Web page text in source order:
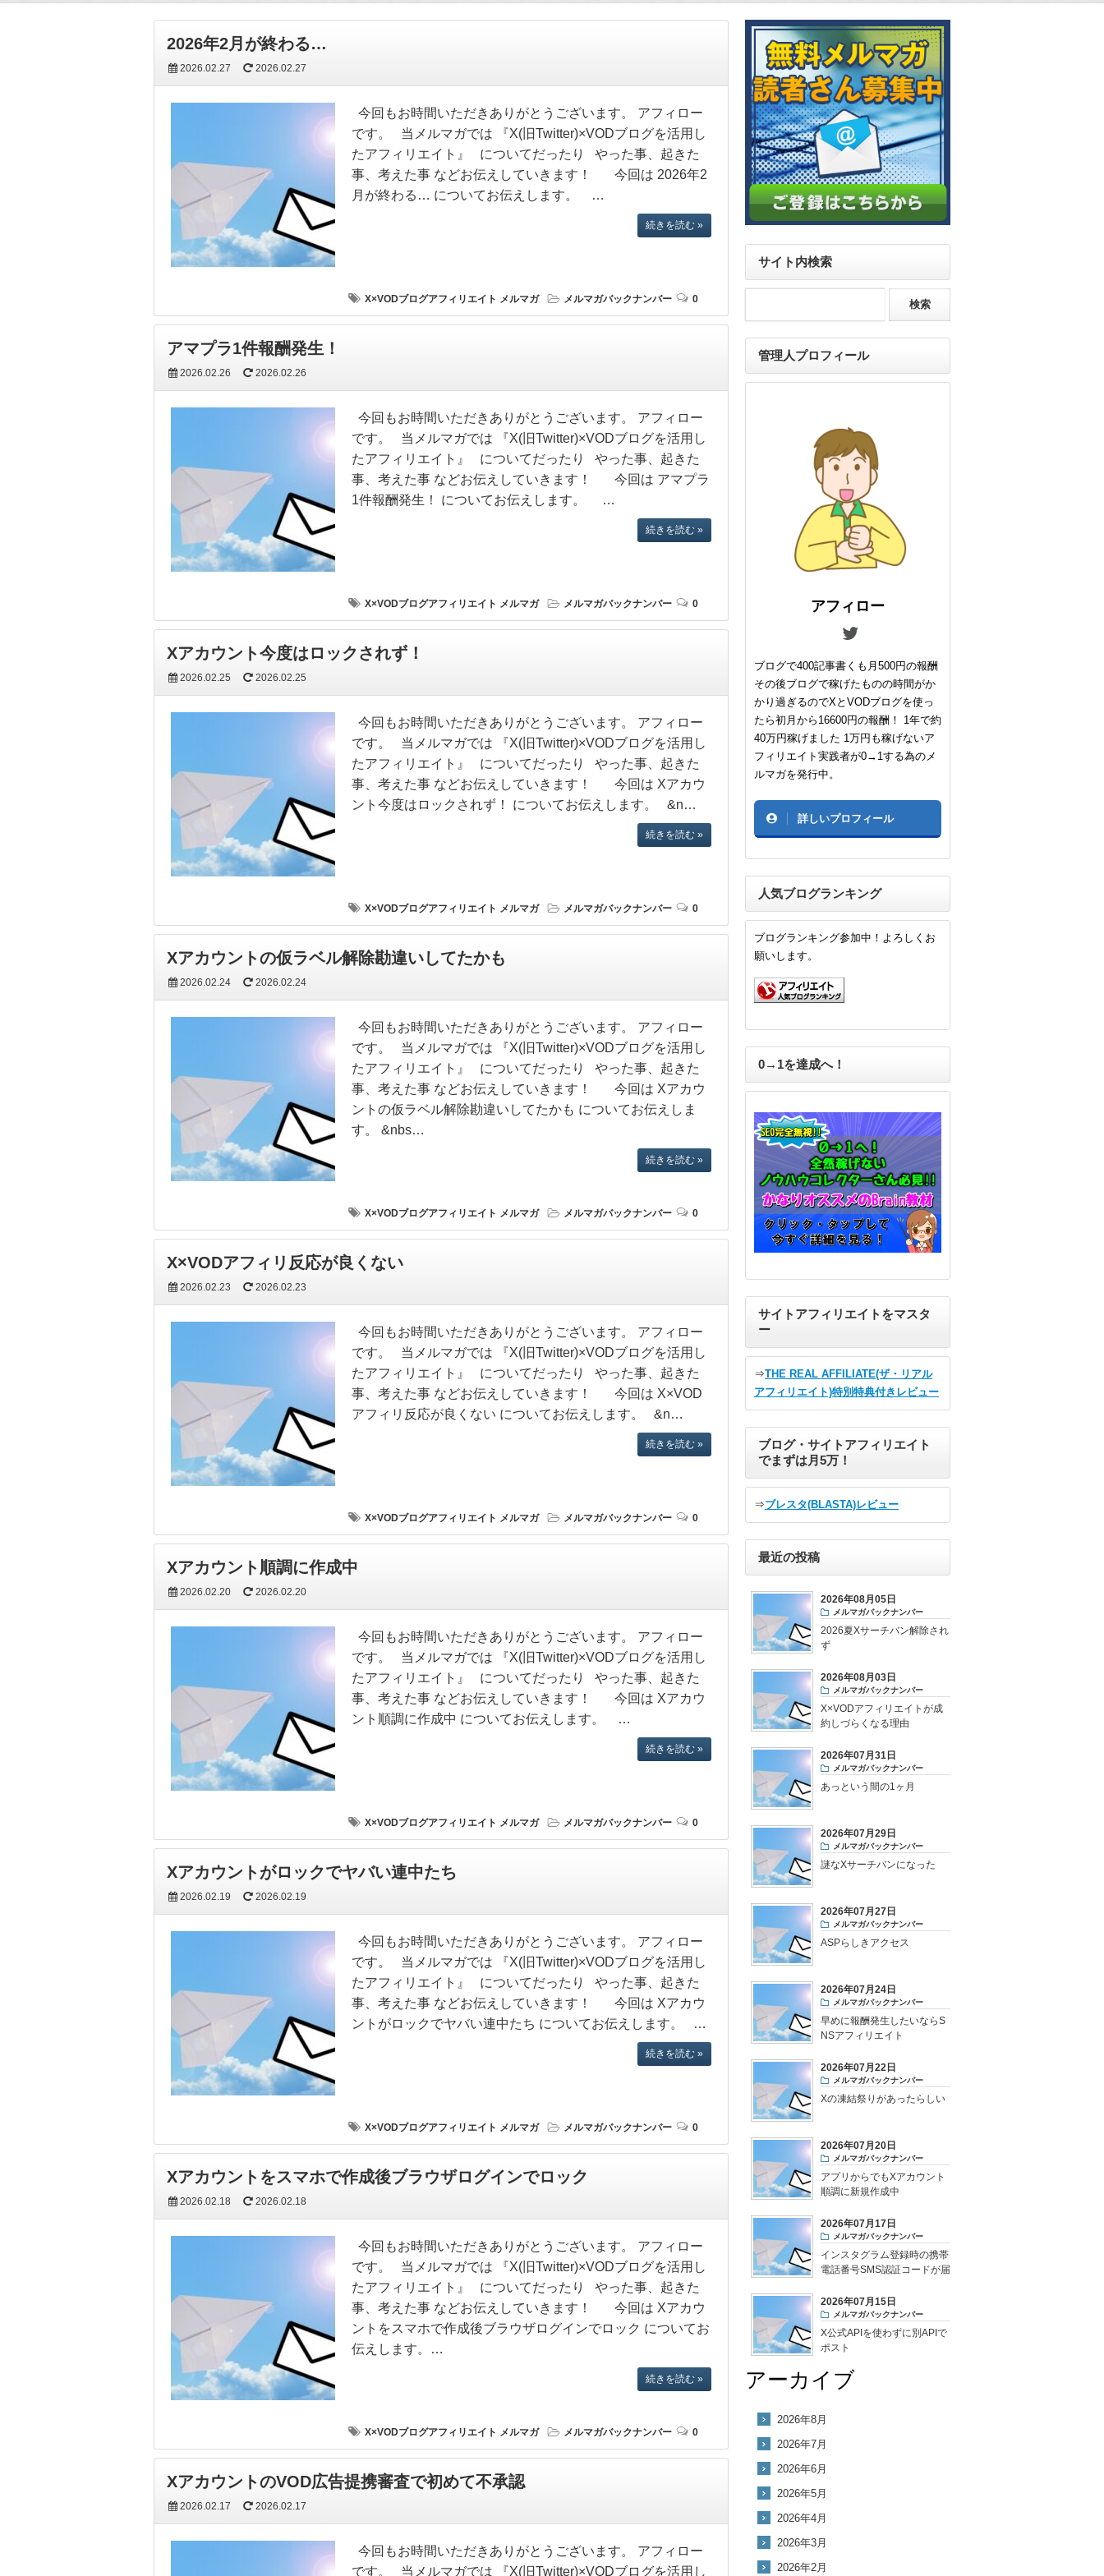
2026年2月が終わる…
2026.02.27 2026.02.27
今回もお時間いただきありがとうございます。 アフィロー
です。 当メルマガでは 『X(旧Twitter)×VODブログを活用し
たアフィリエイト』 についてだったり やった事、起きた
事、考えた事 などお伝えしていきます！ 今回は 2026年2
月が終わる… についてお伝えします。 …
続きを読む »
X×VODブログアフィリエイト メルマガ メルマガバックナンバー 0
アマプラ1件報酬発生！
2026.02.26 2026.02.26
今回もお時間いただきありがとうございます。 アフィロー
です。 当メルマガでは 『X(旧Twitter)×VODブログを活用し
たアフィリエイト』 についてだったり やった事、起きた
事、考えた事 などお伝えしていきます！ 今回は アマプラ
1件報酬発生！ についてお伝えします。 …
続きを読む »
X×VODブログアフィリエイト メルマガ メルマガバックナンバー 0
Xアカウント今度はロックされず！
2026.02.25 2026.02.25
今回もお時間いただきありがとうございます。 アフィロー
です。 当メルマガでは 『X(旧Twitter)×VODブログを活用し
たアフィリエイト』 についてだったり やった事、起きた
事、考えた事 などお伝えしていきます！ 今回は Xアカウ
ント今度はロックされず！ についてお伝えします。 &n…
続きを読む »
X×VODブログアフィリエイト メルマガ メルマガバックナンバー 0
Xアカウントの仮ラベル解除勘違いしてたかも
2026.02.24 2026.02.24
今回もお時間いただきありがとうございます。 アフィロー
です。 当メルマガでは 『X(旧Twitter)×VODブログを活用し
たアフィリエイト』 についてだったり やった事、起きた
事、考えた事 などお伝えしていきます！ 今回は Xアカウ
ントの仮ラベル解除勘違いしてたかも についてお伝えしま
す。 &nbs…
続きを読む »
X×VODブログアフィリエイト メルマガ メルマガバックナンバー 0
X×VODアフィリ反応が良くない
2026.02.23 2026.02.23
今回もお時間いただきありがとうございます。 アフィロー
です。 当メルマガでは 『X(旧Twitter)×VODブログを活用し
たアフィリエイト』 についてだったり やった事、起きた
事、考えた事 などお伝えしていきます！ 今回は X×VOD
アフィリ反応が良くない についてお伝えします。 &n…
続きを読む »
X×VODブログアフィリエイト メルマガ メルマガバックナンバー 0
Xアカウント順調に作成中
2026.02.20 2026.02.20
今回もお時間いただきありがとうございます。 アフィロー
です。 当メルマガでは 『X(旧Twitter)×VODブログを活用し
たアフィリエイト』 についてだったり やった事、起きた
事、考えた事 などお伝えしていきます！ 今回は Xアカウ
ント順調に作成中 についてお伝えします。 …
続きを読む »
X×VODブログアフィリエイト メルマガ メルマガバックナンバー 0
Xアカウントがロックでヤバい連中たち
2026.02.19 2026.02.19
今回もお時間いただきありがとうございます。 アフィロー
です。 当メルマガでは 『X(旧Twitter)×VODブログを活用し
たアフィリエイト』 についてだったり やった事、起きた
事、考えた事 などお伝えしていきます！ 今回は Xアカウ
ントがロックでヤバい連中たち についてお伝えします。 …
続きを読む »
X×VODブログアフィリエイト メルマガ メルマガバックナンバー 0
Xアカウントをスマホで作成後ブラウザログインでロック
2026.02.18 2026.02.18
今回もお時間いただきありがとうございます。 アフィロー
です。 当メルマガでは 『X(旧Twitter)×VODブログを活用し
たアフィリエイト』 についてだったり やった事、起きた
事、考えた事 などお伝えしていきます！ 今回は Xアカウ
ントをスマホで作成後ブラウザログインでロック についてお
伝えします。…
続きを読む »
X×VODブログアフィリエイト メルマガ メルマガバックナンバー 0
XアカウントのVOD広告提携審査で初めて不承認
2026.02.17 2026.02.17
今回もお時間いただきありがとうございます。 アフィロー
です。 当メルマガでは 『X(旧Twitter)×VODブログを活用し
サイト内検索
管理人プロフィール
アフィロー
ブログで400記事書くも月500円の報酬
その後ブログで稼げたものの時間がか
かり過ぎるのでXとVODブログを使っ
たら初月から16600円の報酬！ 1年で約
40万円稼げました 1万円も稼げないア
フィリエイト実践者が0→1する為のメ
ルマガを発行中。
詳しいプロフィール
人気ブログランキング
ブログランキング参加中！よろしくお
願いします。
0→1を達成へ！
サイトアフィリエイトをマスタ
ー
⇒THE REAL AFFILIATE(ザ・リアル
アフィリエイト)特別特典付きレビュー
ブログ・サイトアフィリエイト
でまずは月5万！
⇒ブレスタ(BLASTA)レビュー
最近の投稿
2026年08月05日
メルマガバックナンバー
2026夏Xサーチバン解除され
ず
2026年08月03日
メルマガバックナンバー
X×VODアフィリエイトが成
約しづらくなる理由
2026年07月31日
メルマガバックナンバー
あっという間の1ヶ月
2026年07月29日
メルマガバックナンバー
謎なXサーチバンになった
2026年07月27日
メルマガバックナンバー
ASPらしきアクセス
2026年07月24日
メルマガバックナンバー
早めに報酬発生したいならS
NSアフィリエイト
2026年07月22日
メルマガバックナンバー
Xの凍結祭りがあったらしい
2026年07月20日
メルマガバックナンバー
アプリからでもXアカウント
順調に新規作成中
2026年07月17日
メルマガバックナンバー
インスタグラム登録時の携帯
電話番号SMS認証コードが届
2026年07月15日
メルマガバックナンバー
X公式APIを使わずに別APIで
ポスト
アーカイブ
2026年8月
2026年7月
2026年6月
2026年5月
2026年4月
2026年3月
2026年2月